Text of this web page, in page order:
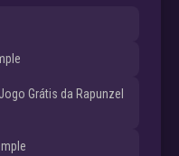
Grátis da Rapunzel